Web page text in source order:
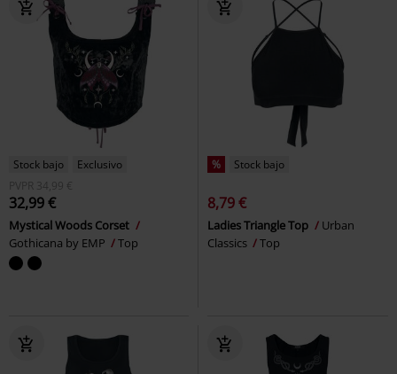
Stock bajo
Exclusivo
PVPR 34,99 €
32,99 €
Mystical Woods Corset
Gothicana by EMP
Top
% Stock bajo
8,79 €
Ladies Triangle Top
Urban
Classics
Top